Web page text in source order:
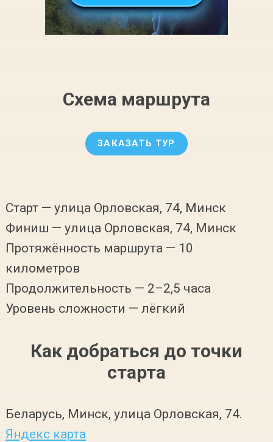
Схема маршрута
ЗАКАЗАТЬ ТУР
Старт — улица Орловская, 74, Минск
Финиш — улица Орловская, 74, Минск
Протяжённость маршрута — 10
километров
Продолжительность — 2–2,5 часа
Уровень сложности — лёгкий
Как добраться до точки
старта
Беларусь, Минск, улица Орловская, 74.
Яндекс карта